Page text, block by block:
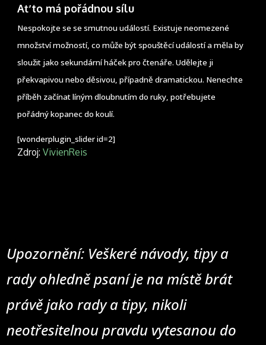
Ať to má pořádnou sílu
Nespokojte se se smutnou událostí. Existuje neomezené
množství možností, co může být spouštěcí událostí a měla by
sloužit jako sekundární háček pro čtenáře. Udělejte ji
překvapivou nebo děsivou, případně dramatickou. Nenechte
příběh začínat líným dloubnutím do ruky, potřebujete
pořádný kopanec do koulí.
[wonderplugin_slider id=2]
Zdroj:VivienReis
Upozornění: Veškeré návody, tipy a
rady ohledně psaní je na místě brát
právě jako rady a tipy, nikoli
neotřesitelnou pravdu vytesanou do